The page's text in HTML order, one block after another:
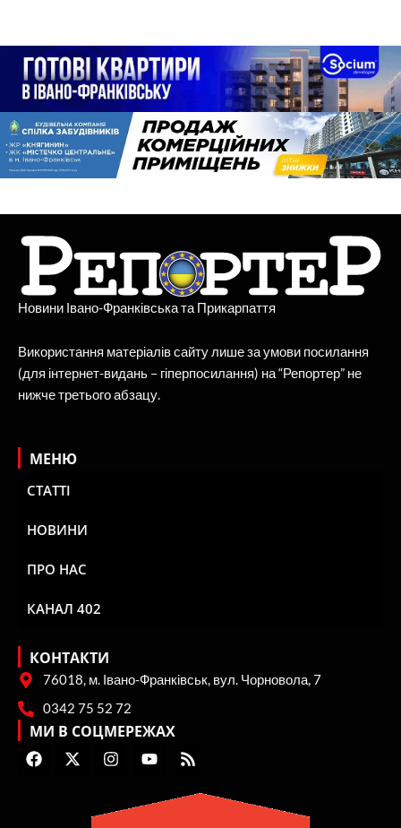
Новини Івано-Франківська та Прикарпаття
Використання матеріалів сайту лише за умови посилання
(для інтернет-видань – гіперпосилання) на “Репортер” не
нижче третього абзацу.
МЕНЮ
СТАТТІ
НОВИНИ
ПРО НАС
КАНАЛ 402
КОНТАКТИ
76018, м. Івано-Франківськ, вул. Чорновола, 7
0342 75 52 72
МИ В СОЦМЕРЕЖАХ
F
a
X
-
I
n
a
Y
o
t
R
s